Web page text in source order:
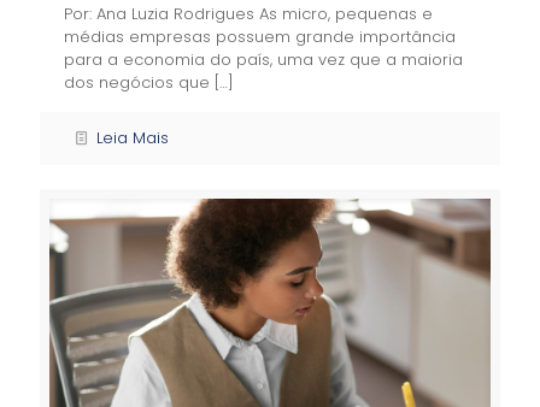
Por: Ana Luzia Rodrigues As micro, pequenas e
médias empresas possuem grande importância
para a economia do país, uma vez que a maioria
dos negócios que […]
Leia Mais